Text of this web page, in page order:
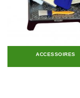
ACCESSOIRES